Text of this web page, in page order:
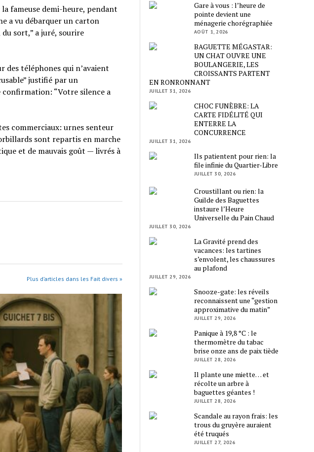
fameuse demi-heure, pendant
a vu débarquer un carton
sort,” a juré, sourire
des téléphones qui n’avaient
justifié par un
confirmation: “Votre silence a
commerciaux: urnes senteur
sont repartis en marche
et de mauvais goût — livrés à
Plus d’articles dans les Fait divers »
Gare à vous : l’heure de
pointe devient une
ménagerie chorégraphiée
AOÛT 1, 2026
BAGUETTE MÉGASTAR:
UN CHAT OUVRE UNE
BOULANGERIE, LES
CROISSANTS PARTENT
EN RONRONNANT
JUILLET 31, 2026
CHOC FUNÈBRE: LA
CARTE FIDÉLITÉ QUI
ENTERRE LA
CONCURRENCE
JUILLET 31, 2026
Ils patientent pour rien: la
file infinie du Quartier-Libre
JUILLET 30, 2026
Croustillant ou rien: la
Guilde des Baguettes
instaure l’Heure
Universelle du Pain Chaud
JUILLET 30, 2026
La Gravité prend des
vacances: les tartines
s’envolent, les chaussures
au plafond
JUILLET 29, 2026
Snooze-gate: les réveils
reconnaissent une “gestion
approximative du matin”
JUILLET 29, 2026
Panique à 19,8 °C : le
thermomètre du tabac
brise onze ans de paix tiède
JUILLET 28, 2026
Il plante une miette… et
récolte un arbre à
baguettes géantes !
JUILLET 28, 2026
Scandale au rayon frais: les
trous du gruyère auraient
été truqués
JUILLET 27, 2026